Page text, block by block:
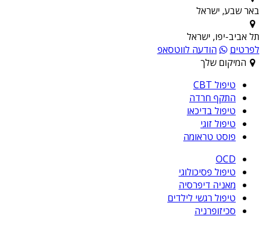
באר שבע, ישראל
תל אביב-יפו, ישראל
לפרטים
הודעה לווטסאפ
המיקום שלך
טיפול CBT
התקף חרדה
טיפול בדיכאו
טיפול זוגי
פוסט טראומה
OCD
טיפול פסיכולוגי
מאניה דיפרסיה
טיפול רגשי לילדים
סכיזופרניה